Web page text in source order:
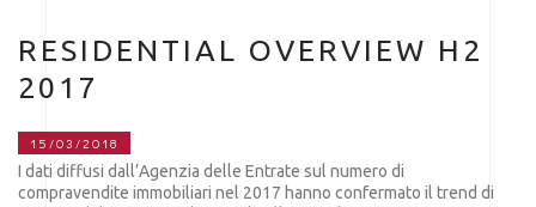
RESIDENTIAL OVERVIEW H2
2017
15/03/2018
I dati diffusi dall’Agenzia delle Entrate sul numero di
compravendite immobiliari nel 2017 hanno confermato il trend di